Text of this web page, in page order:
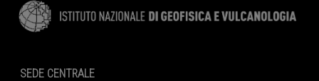
SEDE CENTRALE